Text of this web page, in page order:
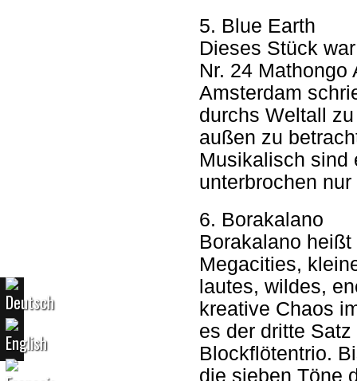
5. Blue Earth
Dieses Stück
Nr. 24 Mathongo
Amsterdam
durchs Weltall
außen zu
Musikalisch sind
unterbrochen
6. Borakalano
Borakalano
Megacities,
lautes, wildes,
kreative Chaos
es der dritte
Blockflötentrio.
die sieben Töne